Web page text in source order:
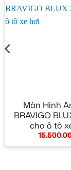
Màn Hình
BRAVIGO
cho ô tô